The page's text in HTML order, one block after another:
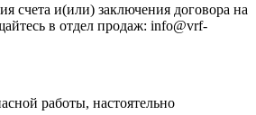
счета и(или) заключения договора на
в отдел продаж: info@vrf-
работы, настоятельно